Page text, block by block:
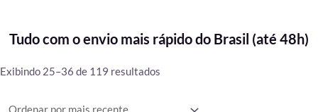
Tudo com o envio mais rápido do Brasil (até 48h)
Exibindo 25–36 de 119 resultados